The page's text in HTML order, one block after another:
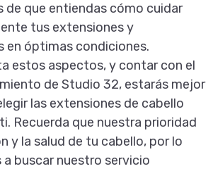
de que entiendas cómo cuidar
tus extensiones y
en óptimas condiciones.
estos aspectos, y contar con el
de Studio 32, estarás mejor
las extensiones de cabello
Recuerda que nuestra prioridad
y la salud de tu cabello, por lo
buscar nuestro servicio